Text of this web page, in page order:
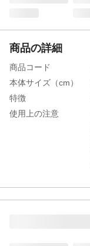
商品の詳細
商品コード
本体サイズ（cm）
特徴
使用上の注意
材質